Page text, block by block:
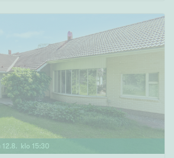
12.8. klo 15:30